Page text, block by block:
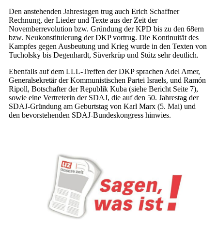
Den anstehenden Jahrestagen trug auch Erich Schaffner
Rechnung, der Lieder und Texte aus der Zeit der
Novemberrevolution bzw. Gründung der KPD bis zu den 68ern
bzw. Neukonstituierung der DKP vortrug. Die Kontinuität des
Kampfes gegen Ausbeutung und Krieg wurde in den Texten von
Tucholsky bis Degenhardt, Süverkrüp und Stütz sehr deutlich.
Ebenfalls auf dem LLL-Treffen der DKP sprachen Adel Amer,
Generalsekretär der Kommunistischen Partei Israels, und Ramón
Ripoll, Botschafter der Republik Kuba (siehe Bericht Seite 7),
sowie eine Vertreterin der SDAJ, die auf den 50. Jahrestag der
SDAJ-Gründung am Geburtstag von Karl Marx (5. Mai) und
den bevorstehenden SDAJ-Bundeskongress hinwies.